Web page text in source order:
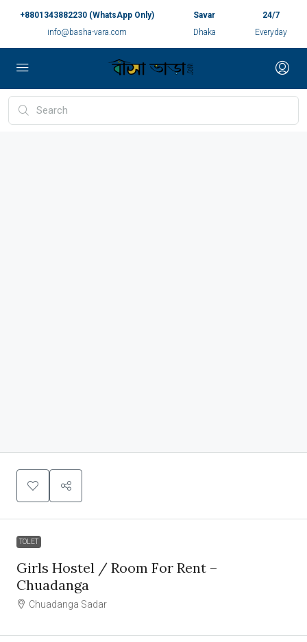
+8801343882230 (WhatsApp Only)
info@basha-vara.com
Savar
Dhaka
24/7
Everyday
TOLET
Girls Hostel / Room For Rent –
Chuadanga
Chuadanga Sadar